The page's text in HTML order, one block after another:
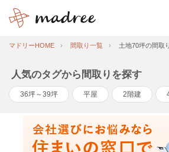
マドリーHOME 間取り一覧 土地70坪の間取
人気のタグから間取りを探す
36坪～39坪 平屋 2階建